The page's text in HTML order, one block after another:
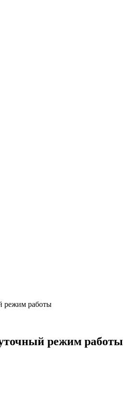
режим работы
режим работы